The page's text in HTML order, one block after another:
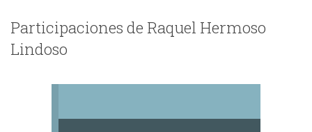
Participaciones de Raquel Hermoso
Lindoso